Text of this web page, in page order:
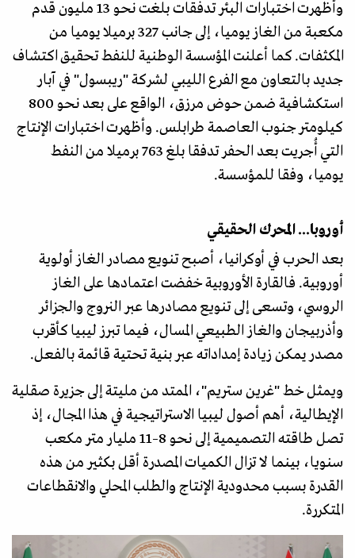
وأظهرت اختبارات البئر تدفقات بلغت نحو 13 مليون قدم
مكعبة من الغاز يوميا، إلى جانب 327 برميلا يوميا من
المكثفات. كما أعلنت المؤسسة الوطنية للنفط تحقيق اكتشاف
جديد بالتعاون مع الفرع الليبي لشركة "ريبسول" في آبار
استكشافية ضمن حوض مرزق، الواقع على بعد نحو 800
كيلومتر جنوب العاصمة طرابلس. وأظهرت اختبارات الإنتاج
التي أُجريت بعد الحفر تدفقا بلغ 763 برميلا من النفط
يوميا، وفقا للمؤسسة.
أوروبا... المحرك الحقيقي
بعد الحرب في أوكرانيا، أصبح تنويع مصادر الغاز أولوية
أوروبية. فالقارة الأوروبية خفضت اعتمادها على الغاز
الروسي، وتسعى إلى تنويع مصادرها عبر النروج والجزائر
وأذربيجان والغاز الطبيعي المسال، فيما تبرز ليبيا كأقرب
مصدر يمكن زيادة إمداداته عبر بنية تحتية قائمة بالفعل.
ويمثل خط "غرين ستريم"، الممتد من مليتة إلى جزيرة صقلية
الإيطالية، أهم أصول ليبيا الاستراتيجية في هذا المجال، إذ
تصل طاقته التصميمية إلى نحو 8–11 مليار متر مكعب
سنويا، بينما لا تزال الكميات المصدرة أقل بكثير من هذه
القدرة بسبب محدودية الإنتاج والطلب المحلي والانقطاعات
المتكررة.